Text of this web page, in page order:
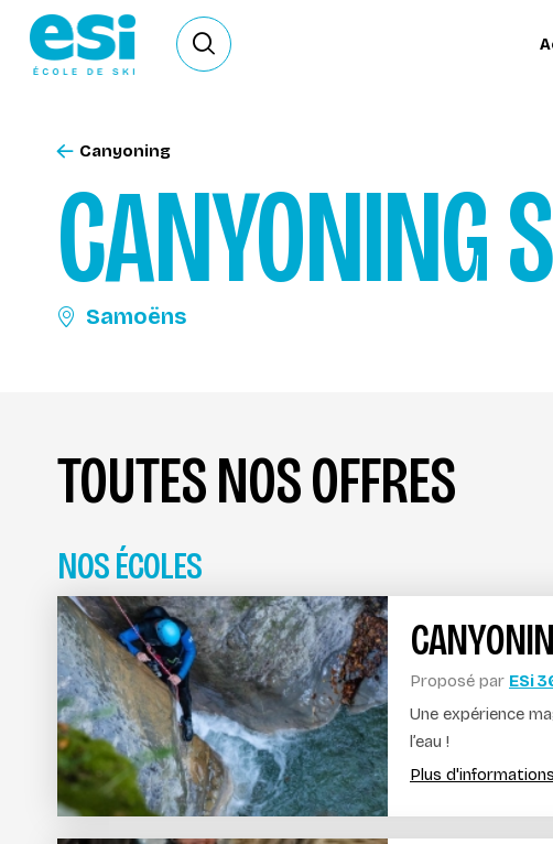
Ouvrir le formulaire de recherche
CANYONING
Samoëns
Canyoning
TOUTES NOS OFFRES
NOS ÉCOLES
Proposé par ESi
Une expérience
l’eau !
Plus d'informations